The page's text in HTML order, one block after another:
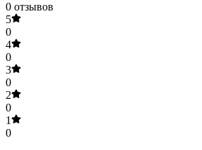
0 отзывов
5
0
4
0
3
0
2
0
1
0